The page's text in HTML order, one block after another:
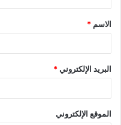
الاسم *
البريد الإلكتروني*
الموقع الإلكتروني